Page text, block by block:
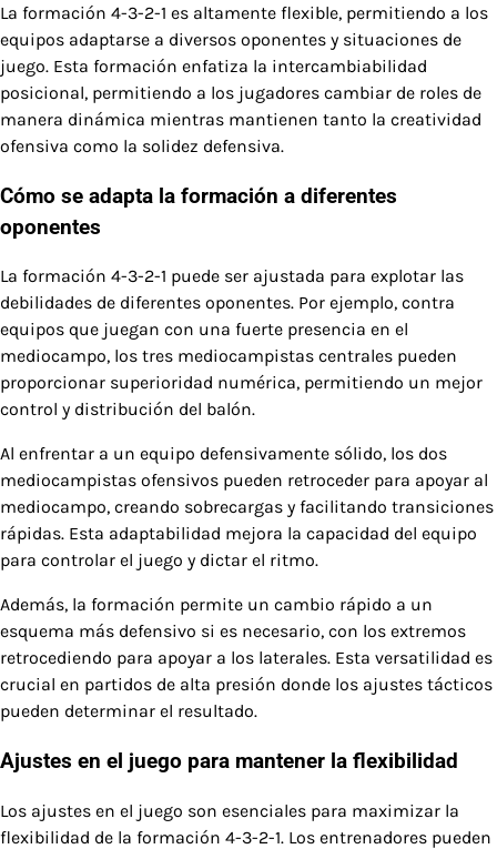
La formación 4-3-2-1 es altamente flexible, permitiendo a los
equipos adaptarse a diversos oponentes y situaciones de
juego. Esta formación enfatiza la intercambiabilidad
posicional, permitiendo a los jugadores cambiar de roles de
manera dinámica mientras mantienen tanto la creatividad
ofensiva como la solidez defensiva.
Cómo se adapta la formación a diferentes
oponentes
La formación 4-3-2-1 puede ser ajustada para explotar las
debilidades de diferentes oponentes. Por ejemplo, contra
equipos que juegan con una fuerte presencia en el
mediocampo, los tres mediocampistas centrales pueden
proporcionar superioridad numérica, permitiendo un mejor
control y distribución del balón.
Al enfrentar a un equipo defensivamente sólido, los dos
mediocampistas ofensivos pueden retroceder para apoyar al
mediocampo, creando sobrecargas y facilitando transiciones
rápidas. Esta adaptabilidad mejora la capacidad del equipo
para controlar el juego y dictar el ritmo.
Además, la formación permite un cambio rápido a un
esquema más defensivo si es necesario, con los extremos
retrocediendo para apoyar a los laterales. Esta versatilidad es
crucial en partidos de alta presión donde los ajustes tácticos
pueden determinar el resultado.
Ajustes en el juego para mantener la flexibilidad
Los ajustes en el juego son esenciales para maximizar la
flexibilidad de la formación 4-3-2-1. Los entrenadores pueden